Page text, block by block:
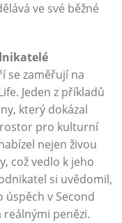
ve své běžné
se zaměřují na
Jeden z příkladů
který dokázal
pro kulturní
nejen živou
což vedlo k jeho
si uvědomil,
v Second
reálnými penězi.